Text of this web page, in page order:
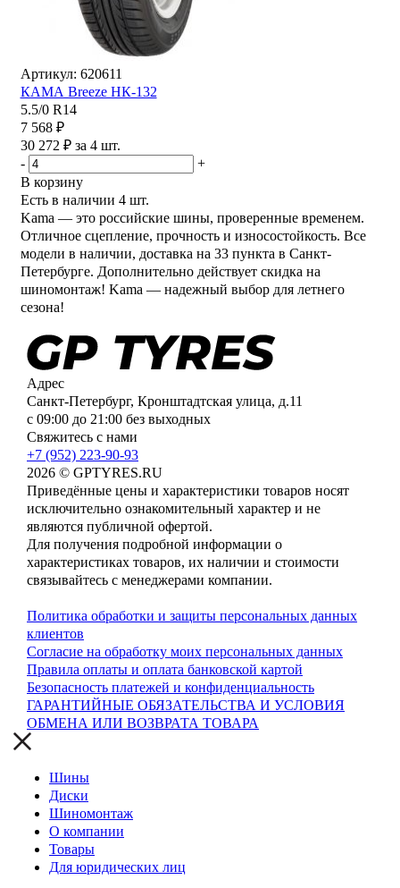
Артикул: 620611
КАМА Breeze НК-132
5.5/0 R14
7 568 ₽
30 272 ₽ за 4 шт.
-
+
В корзину
Есть в наличии 4 шт.
Kama — это российские шины, проверенные временем.
Отличное сцепление, прочность и износостойкость. Все
модели в наличии, доставка на 33 пункта в Санкт-
Петербурге. Дополнительно действует скидка на
шиномонтаж! Kama — надежный выбор для летнего
сезона!
Адрес
Санкт-Петербург, Кронштадтская улица, д.11
с 09:00 до 21:00 без выходных
Свяжитесь с нами
+7 (952) 223-90-93
2026 © GPTYRES.RU
Приведённые цены и характеристики товаров носят
исключительно ознакомительный характер и не
являются публичной офертой.
Для получения подробной информации о
характеристиках товаров, их наличии и стоимости
связывайтесь с менеджерами компании.
Политика обработки и защиты персональных данных
клиентов
Согласие на обработку моих персональных данных
Правила оплаты и оплата банковской картой
Безопасность платежей и конфиденциальность
ГАРАНТИЙНЫЕ ОБЯЗАТЕЛЬСТВА И УСЛОВИЯ
ОБМЕНА ИЛИ ВОЗВРАТА ТОВАРА
Шины
Диски
Шиномонтаж
О компании
Товары
Для юридических лиц